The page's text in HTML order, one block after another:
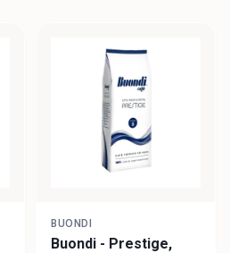
BUONDI
Buondi - Prestige,